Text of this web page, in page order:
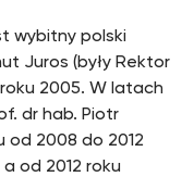
wybitny polski
Juros (były Rektor
2005. W latach
dr hab. Piotr
od 2008 do 2012
od 2012 roku